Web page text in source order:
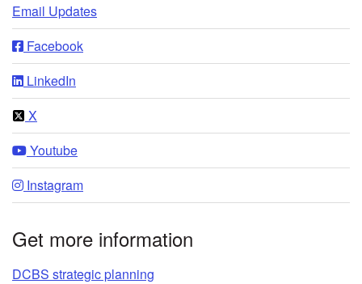
Email Updates
Facebook
LinkedIn
X
Youtube
Instagram
Get more information
DCBS strategic planning